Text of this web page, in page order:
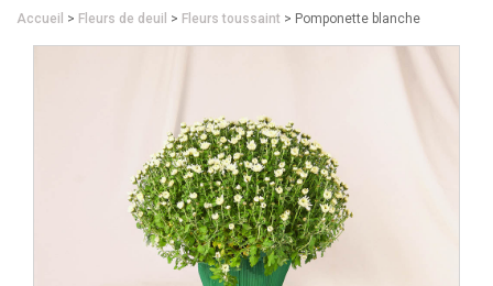
Accueil > Fleurs de deuil > Fleurs toussaint > Pomponette blanche